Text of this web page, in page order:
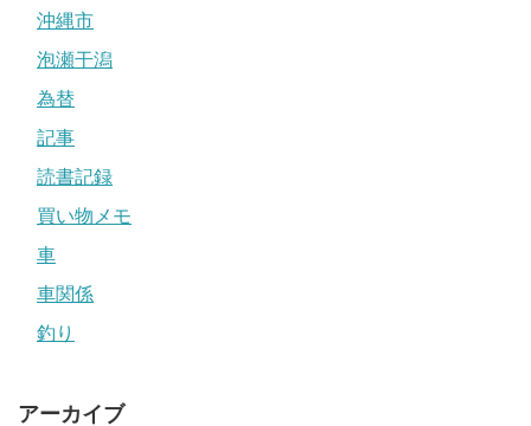
沖縄市
泡瀬干潟
為替
記事
読書記録
買い物メモ
車
車関係
釣り
アーカイブ